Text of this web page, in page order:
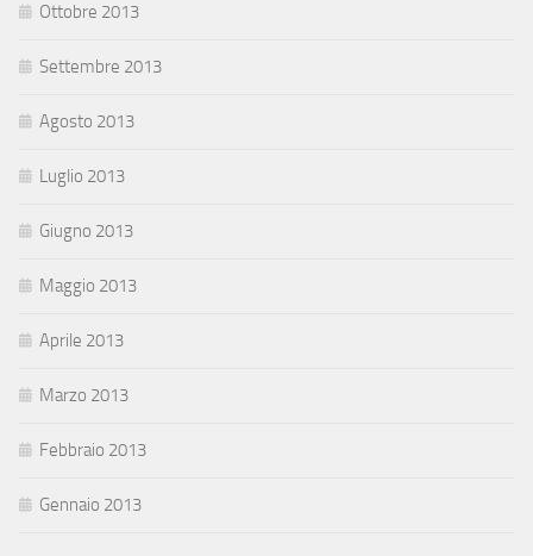
Ottobre 2013
Settembre 2013
Agosto 2013
Luglio 2013
Giugno 2013
Maggio 2013
Aprile 2013
Marzo 2013
Febbraio 2013
Gennaio 2013